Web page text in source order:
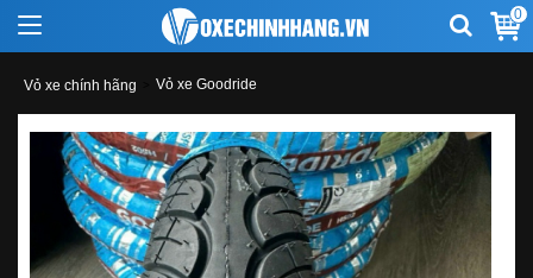
0
Vỏ xe chính hãng Vỏ xe Goodride